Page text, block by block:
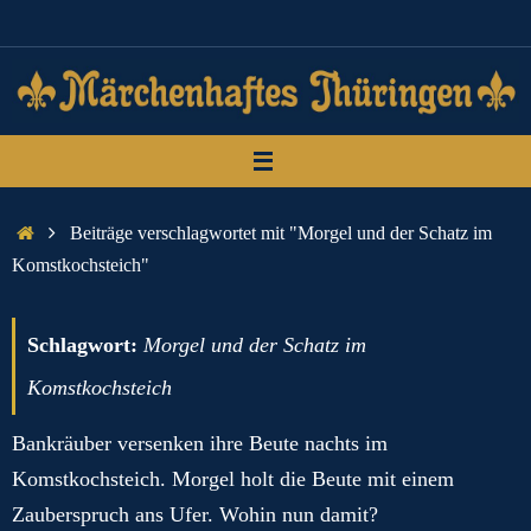
Inhalt
springen
StartBeiträge verschlagwortet mit "Morgel und der Schatz im
Komstkochsteich"
Schlagwort: Morgel und der Schatz im
Komstkochsteich
Bankräuber versenken ihre Beute nachts im
Komstkochsteich. Morgel holt die Beute mit einem
Zauberspruch ans Ufer. Wohin nun damit?